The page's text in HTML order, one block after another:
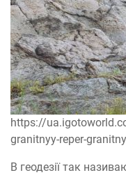
https://
granitnyy-reper-
В геодезії так